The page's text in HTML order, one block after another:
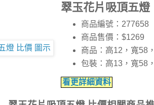
翠玉花片吸頂五燈
商品編號：277658
商品售價：$1269
商品：高12，寬58
包裝：高13，寬58
看更詳細資料